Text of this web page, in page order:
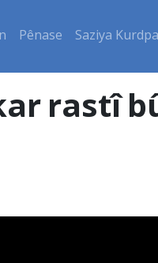
Pênase Saziya Kurdpa
rastî